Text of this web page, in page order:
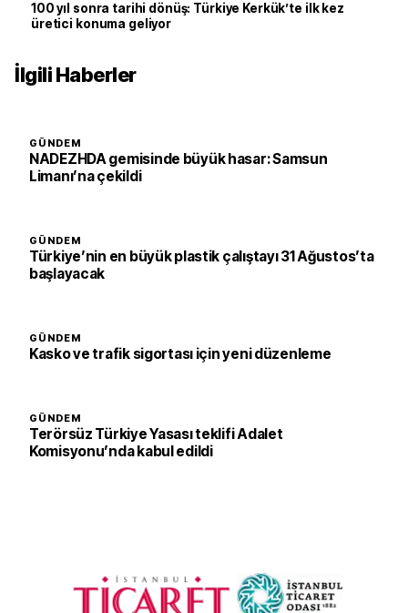
100 yıl sonra tarihi dönüş: Türkiye Kerkük’te ilk kez
üretici konuma geliyor
İlgili Haberler
GÜNDEM
NADEZHDA gemisinde büyük hasar: Samsun
Limanı’na çekildi
GÜNDEM
Türkiye’nin en büyük plastik çalıştayı 31 Ağustos’ta
başlayacak
GÜNDEM
Kasko ve trafik sigortası için yeni düzenleme
GÜNDEM
Terörsüz Türkiye Yasası teklifi Adalet
Komisyonu’nda kabul edildi